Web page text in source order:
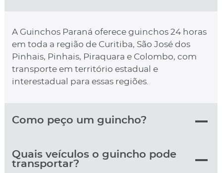
A Guinchos Paraná oferece guinchos 24 horas
em toda a região de Curitiba, São José dos
Pinhais, Pinhais, Piraquara e Colombo, com
transporte em território estadual e
interestadual para essas regiões.
Como peço um guincho?
Quais veículos o guincho pode
transportar?